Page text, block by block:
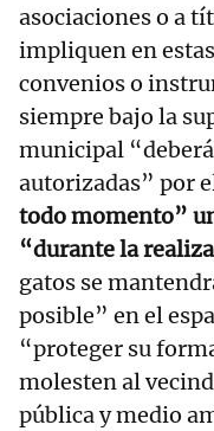
asociaciones o a
impliquen en
convenios o
siempre bajo la
municipal
autorizadas” por
todo momento”
“durante la
gatos se
posible” en el
“proteger su
molesten al
pública y medio